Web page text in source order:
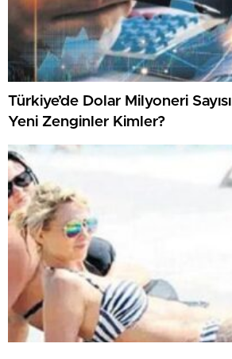
Türkiye’de Dolar Milyoneri
Yeni Zenginler Kimler?